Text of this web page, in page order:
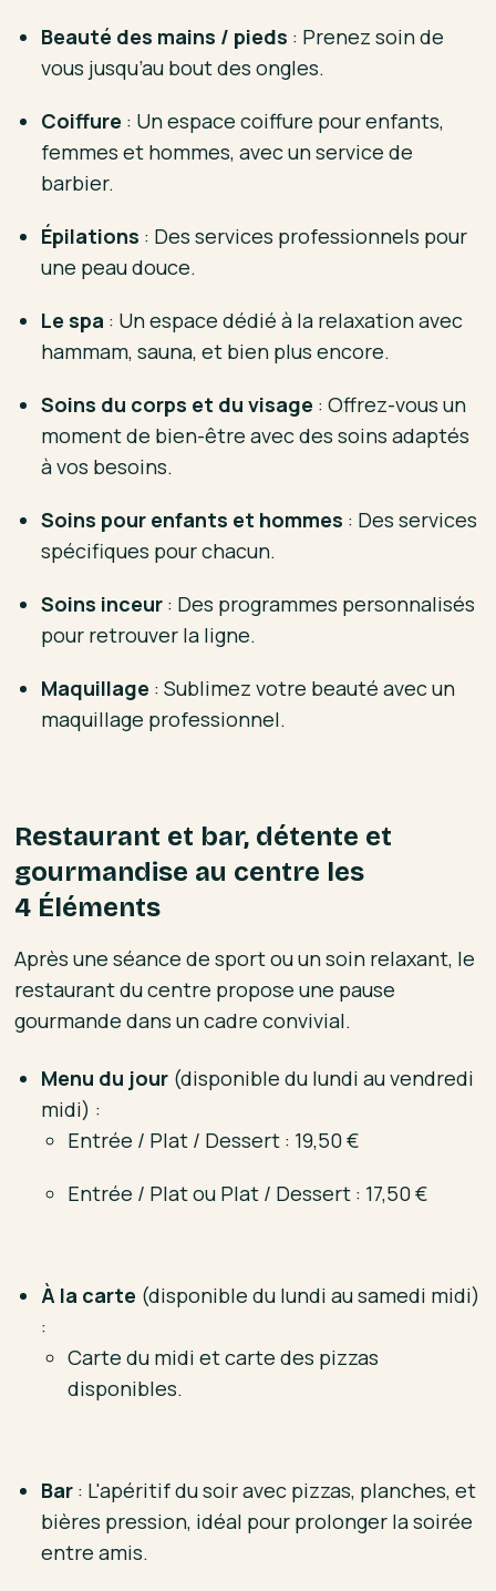
Beauté des mains / pieds : Prenez soin de
vous jusqu’au bout des ongles.
Coiffure : Un espace coiffure pour enfants,
femmes et hommes, avec un service de
barbier.
Épilations : Des services professionnels pour
une peau douce.
Le spa : Un espace dédié à la relaxation avec
hammam, sauna, et bien plus encore.
Soins du corps et du visage : Offrez-vous un
moment de bien-être avec des soins adaptés
à vos besoins.
Soins pour enfants et hommes : Des services
spécifiques pour chacun.
Soins inceur : Des programmes personnalisés
pour retrouver la ligne.
Maquillage : Sublimez votre beauté avec un
maquillage professionnel.
Restaurant et bar, détente et
gourmandise au centre les
4 Éléments
Après une séance de sport ou un soin relaxant, le
restaurant du centre propose une pause
gourmande dans un cadre convivial.
Menu du jour (disponible du lundi au vendredi
midi) :
Entrée / Plat / Dessert : 19,50 €
Entrée / Plat ou Plat / Dessert : 17,50 €
À la carte (disponible du lundi au samedi midi)
:
Carte du midi et carte des pizzas
disponibles.
Bar : L'apéritif du soir avec pizzas, planches, et
bières pression, idéal pour prolonger la soirée
entre amis.